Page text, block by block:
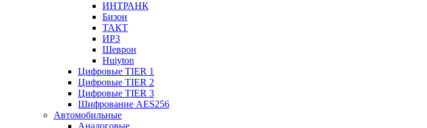
ИНТРАНК
Бизон
ТАКТ
ИРЗ
Шеврон
Huiyton
Цифровые TIER 1
Цифровые TIER 2
Цифровые TIER 3
Шифрование AES256
Автомобильные
Аналоговые